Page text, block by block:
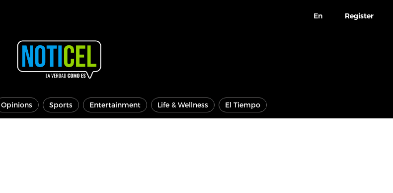
En Register
Opinions Sports Entertainment Life & Wellness El Tiempo